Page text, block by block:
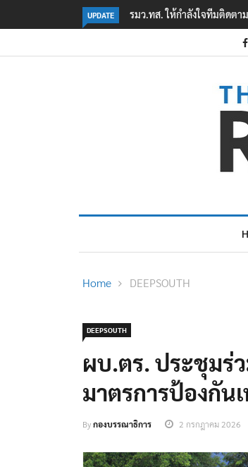
UPDATE ‘ภาคประชาสังคม’ รวมตัวคัด
Home DEEPSOUTH
DEEPSOUTH
ผบ.ตร. ประชุมร่
มาตรการป้องกัน
Byกองบรรณาธิการ 2 กรกฎาคม 2026